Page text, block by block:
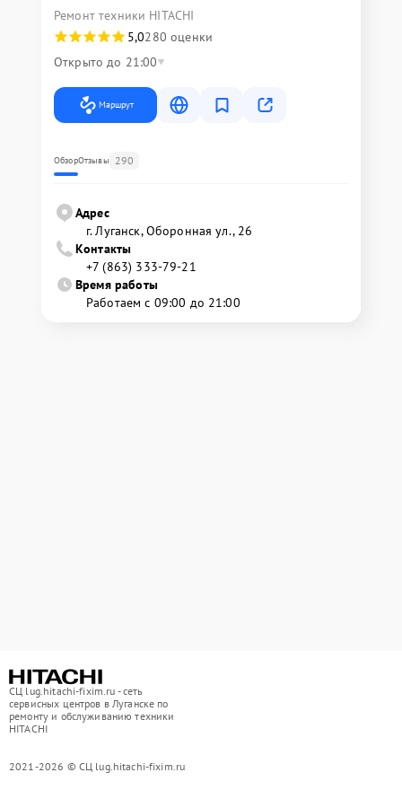
Ремонт техники HITACHI
5,0280 оценки
Открыто до 21:00
Маршрут
ОбзорОтзывы 290
Адрес
г. Луганск, Оборонная ул., 26
Контакты
+7 (863) 333-79-21
Время работы
Работаем с 09:00 до 21:00
СЦ lug.hitachi-fixim.ru - сеть
сервисных центров в Луганске по
ремонту и обслуживанию техники
HITACHI
2021-2026 © СЦ lug.hitachi-fixim.ru